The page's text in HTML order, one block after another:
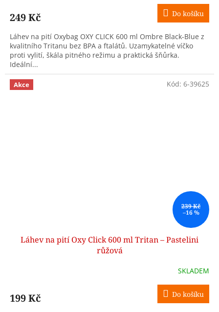
249 Kč Do košíku
Láhev na pití Oxybag OXY CLICK 600 ml Ombre Black-Blue z
kvalitního Tritanu bez BPA a ftalátů. Uzamykatelné víčko
proti vylití, škála pitného režimu a praktická šňůrka.
Ideální...
Akce
239 Kč
–16 %
Láhev na pití Oxy Click 600 ml Tritan – Pastelini
růžová
SKLADEM
199 Kč Do košíku
Kód: 6-39625